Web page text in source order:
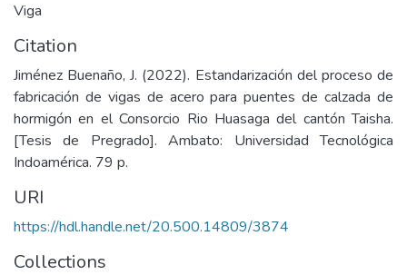
Viga
Citation
Jiménez Buenaño, J. (2022). Estandarización del proceso de
fabricación de vigas de acero para puentes de calzada de
hormigón en el Consorcio Rio Huasaga del cantón Taisha.
[Tesis de Pregrado]. Ambato: Universidad Tecnológica
Indoamérica. 79 p.
URI
https://hdl.handle.net/20.500.14809/3874
Collections